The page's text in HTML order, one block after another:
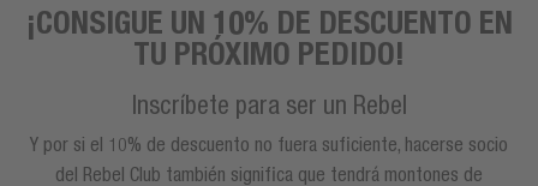
¡CONSIGUE UN 10% DE DESCUENTO EN
TU PRÓXIMO PEDIDO!
Inscríbete para ser un Rebel
Y por si el 10% de descuento no fuera suficiente, hacerse socio
del Rebel Club también significa que tendrá montones de